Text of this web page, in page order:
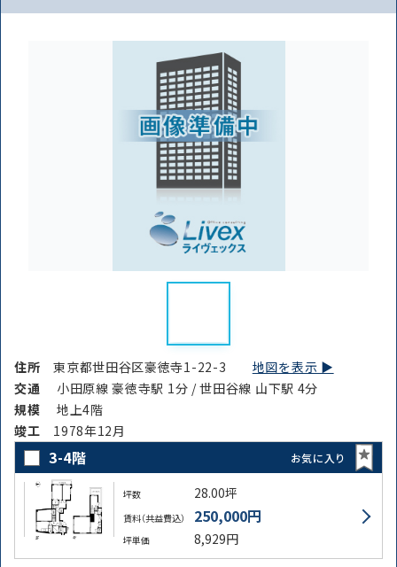
住所東京都世田谷区豪徳寺1-22-3 地図を表示 ▶︎
交通
小田原線 豪徳寺駅 1分 / 世田谷線 山下駅 4分
規模
地上4階
竣⼯ 1978年12月
3-4階 お気に入り
坪数 28.00坪
賃料（共益費込） 250,000円
坪単価 8,929円